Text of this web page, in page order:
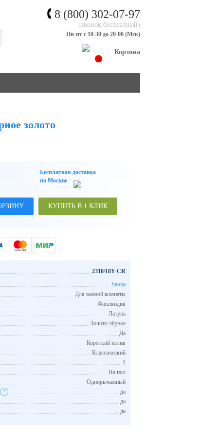
8 (800) 302-07-97
(звонок бесплатный)
Пн-пт с 10-30 до 20-00 (Мск)
0
Корзина
золото
КУПИТЬ В 1 КЛИК
Бесплатная доставка
по Москве
2310/18Y-CR
Saona
Для ванной комнаты
Финляндия
Латунь
Золото чёрное
Да
Короткий излив
Классический
1
На пол
Однорычажный
?
да
да
да